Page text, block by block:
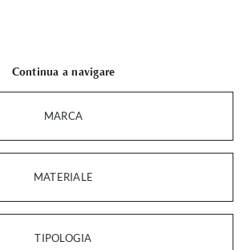
Continua a navigare
MARCA
MATERIALE
TIPOLOGIA